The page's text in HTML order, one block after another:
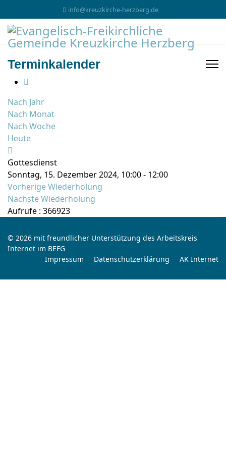
info@kreuzkirche-herzberg.de
Terminkalender
Nach Jahr
Nach Monat
Nach Woche
Heute
Gottesdienst
Sonntag, 15. Dezember 2024, 10:00 - 12:00
Vorherige Wiederholung
Nächste Wiederholung
Aufrufe : 366923
© 2026 mit freundlicher Unterstützung des Arbeitskreis
Internet im BEFG
Impressum
Datenschutzerklärung AK Internet